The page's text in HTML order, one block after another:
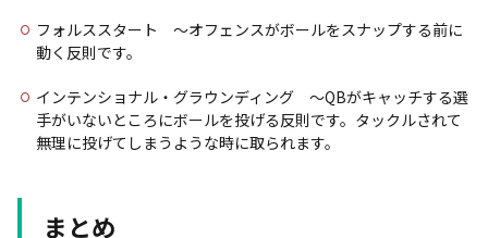
フォルススタート 〜オフェンスがボールをスナップする前に
動く反則です。
インテンショナル・グラウンディング 〜QBがキャッチする選
手がいないところにボールを投げる反則です。タックルされて
無理に投げてしまうような時に取られます。
まとめ